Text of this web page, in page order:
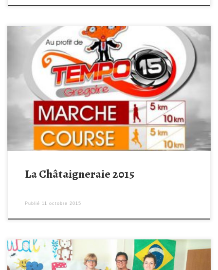
LA CHATAIGNERAIE – VTT/ COURSE/MARCHE/ZUMBA Bon
entrainement !!! Voici les parcours de la TEMPO 15 GREGOIRE du
11 octobre 2015 Un grand merci aux participants pour cette
édition de la TEMPO 15 GREGOIRE d’octobre 2015. Un grand
merci également aux Pépinières RIPAUD, à la société LA
FOURNEE DOREE à l’année […]
La Châtaigneraie 2015
Publié 11 octobre 2015